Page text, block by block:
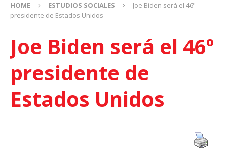
HOME ESTUDIOS SOCIALES
Joe Biden será el 46º
presidente de Estados Unidos
Joe Biden será el 46º
presidente de
Estados Unidos